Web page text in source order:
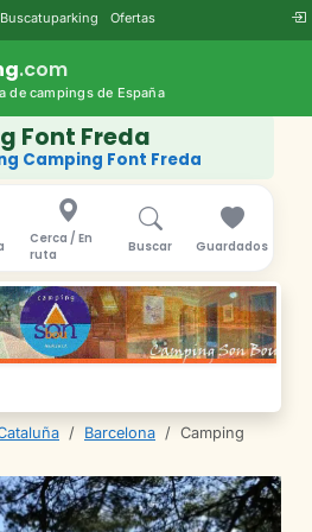
Buscatuparking Ofertas
.com
de campings de España
Font Freda
Camping Font Freda
Cerca / En
ruta
Buscar Guardados
/ Barcelona / Camping